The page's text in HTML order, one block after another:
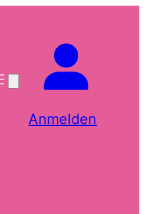
Anmelden